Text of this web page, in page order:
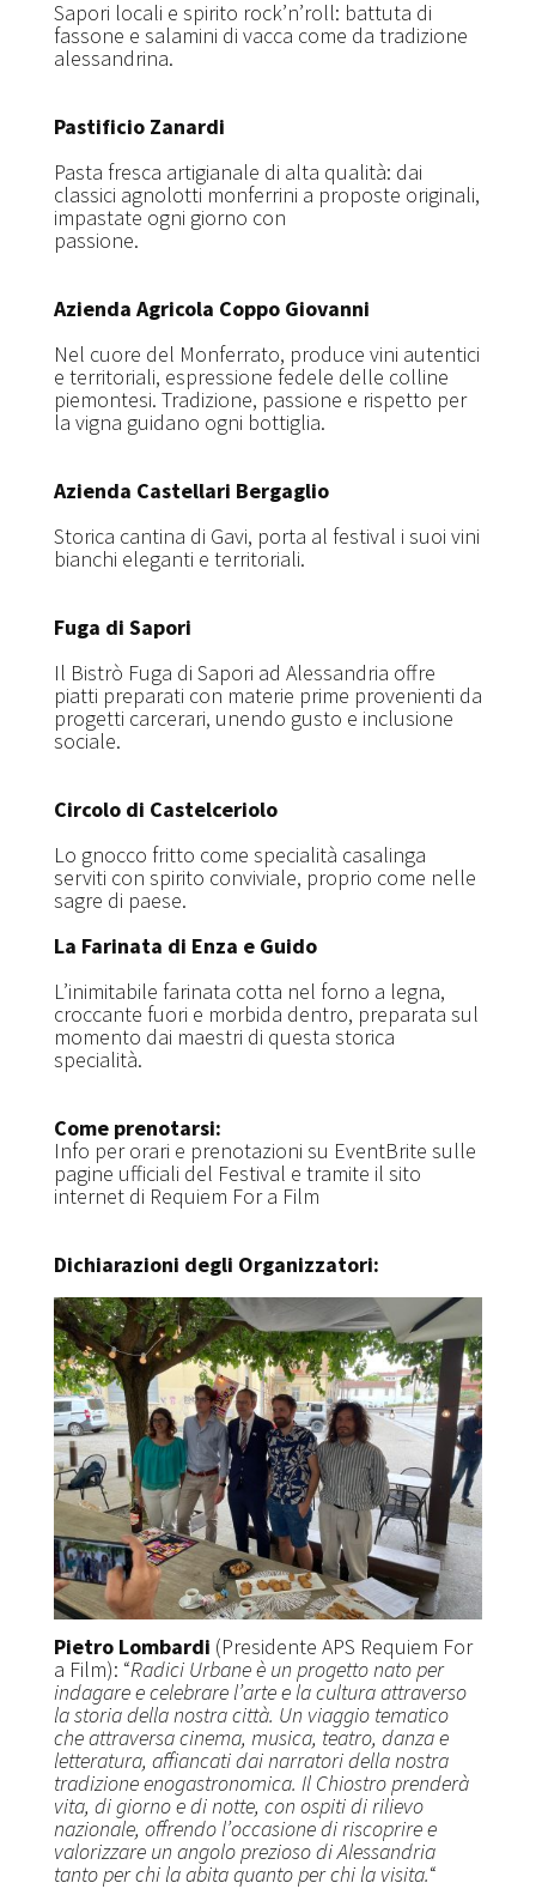
Sapori locali e spirito rock’n’roll: battuta di
fassone e salamini di vacca come da tradizione
alessandrina.
Pastificio Zanardi
Pasta fresca artigianale di alta qualità: dai
classici agnolotti monferrini a proposte originali,
impastate ogni giorno con
passione.
Azienda Agricola Coppo Giovanni
Nel cuore del Monferrato, produce vini autentici
e territoriali, espressione fedele delle colline
piemontesi. Tradizione, passione e rispetto per
la vigna guidano ogni bottiglia.
Azienda Castellari Bergaglio
Storica cantina di Gavi, porta al festival i suoi vini
bianchi eleganti e territoriali.
Fuga di Sapori
Il Bistrò Fuga di Sapori ad Alessandria offre
piatti preparati con materie prime provenienti da
progetti carcerari, unendo gusto e inclusione
sociale.
Circolo di Castelceriolo
Lo gnocco fritto come specialità casalinga
serviti con spirito conviviale, proprio come nelle
sagre di paese.
La Farinata di Enza e Guido
L’inimitabile farinata cotta nel forno a legna,
croccante fuori e morbida dentro, preparata sul
momento dai maestri di questa storica
specialità.
Come prenotarsi:
Info per orari e prenotazioni su EventBrite sulle
pagine ufficiali del Festival e tramite il sito
internet di Requiem For a Film
Dichiarazioni degli Organizzatori:
Pietro Lombardi (Presidente APS Requiem For
a Film): “Radici Urbane è un progetto nato per
indagare e celebrare l’arte e la cultura attraverso
la storia della nostra città. Un viaggio tematico
che attraversa cinema, musica, teatro, danza e
letteratura, affiancati dai narratori della nostra
tradizione enogastronomica. Il Chiostro prenderà
vita, di giorno e di notte, con ospiti di rilievo
nazionale, offrendo l’occasione di riscoprire e
valorizzare un angolo prezioso di Alessandria
tanto per chi la abita quanto per chi la visita.“